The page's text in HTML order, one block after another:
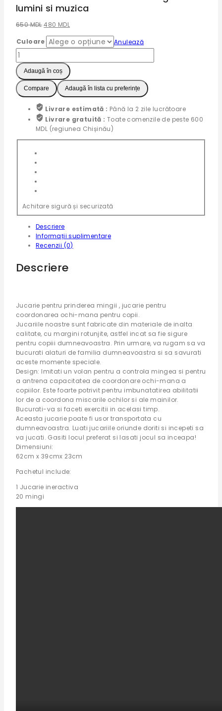
lumini si muzica
650MDLPrețul
a
650 MDL.
480 MDL
este:
Culoare
Anulează
Cantitate
Jucarie
Interactiva
Prindere
Mingi
cu
lumini
muzica
Adaugă în coș
Compare Adaugă în lista cu preferințe
Livrare estimată : Până la 2 zile lucrătoare
Livrare gratuită :Toate comenzile de peste 600
MDL (regiunea Chișinău)
Achitare sigură și securizată
Descriere
Informații suplimentare
Recenzii (0)
Descriere
Jucarie pentru prinderea mingii , jucarie pentru
coordonarea ochi-mana pentru copii.
Jucariile noastre sunt fabricate din materiale de inalta
calitate, cu margini rotunjite, astfel incat sa fie sigure
pentru copiii dumneavoastra. Prin urmare, va rugam sa va
bucurati alaturi de familia dumneavoastra si sa savurati
aceste momente speciale.
Design: Imitati un volan pentru a controla mingea si pentru
a antrena capacitatea de coordonare ochi-mana a
copiilor. Este foarte potrivit pentru imbunatatirea abilitatii
lor de a coordona miscarile ochilor si ale mainilor.
Bucurati-va si faceti exercitii in acelasi timp.
Aceasta jucarie poate fi usor transportata cu
dumneavoastra. Luati jucariile oriunde doriti si incepeti sa
va jucati. Gasiti locul preferat si lasati jocul sa inceapa!
Dimensiuni:
62cm x 39cmx 23cm
Pachetul include:
1 Jucarie ineractiva
20 mingi